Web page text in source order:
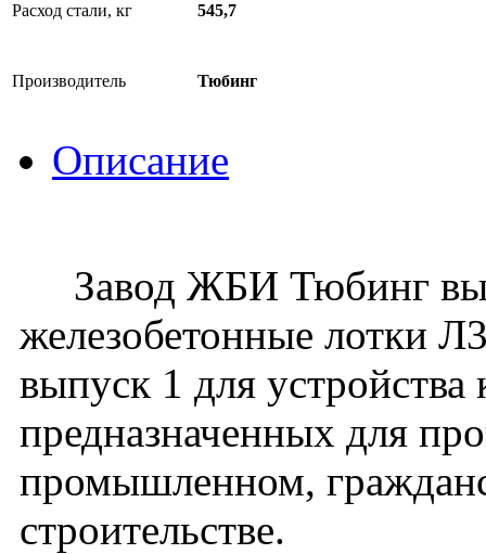
Расход стали, кг 545,7
Производитель Тюбинг
Описание
Завод ЖБИ Тюбинг
железобетонные лотки
выпуск 1 для устройства
предназначенных для
промышленном,
строительстве.